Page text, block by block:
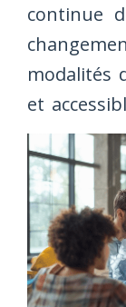
continue
modalités
et